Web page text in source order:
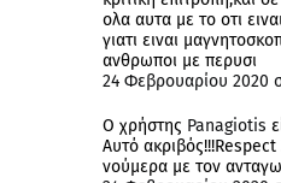
ολα αυτα με το οτι
γιατι ειναι
ανθρωποι με περυσι
24 Φεβρουαρίου 2020
Ο χρήστης Panagiotis
Αυτό
νούμερα με τον